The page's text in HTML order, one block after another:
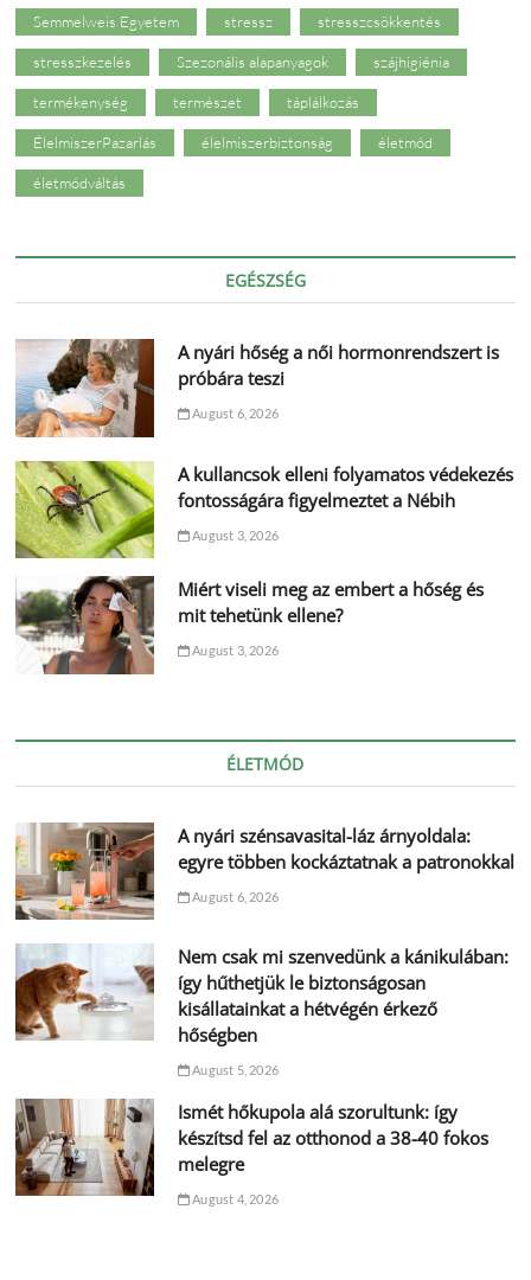
Semmelweis Egyetem stressz stresszcsökkentés
stresszkezelés Szezonális alapanyagok szájhigiénia
termékenység természet táplálkozás
ÉlelmiszerPazarlás élelmiszerbiztonság életmód
életmódváltás
EGÉSZSÉG
A nyári hőség a női hormonrendszert is
próbára teszi
August 6, 2026
A kullancsok elleni folyamatos védekezés
fontosságára figyelmeztet a Nébih
August 3, 2026
Miért viseli meg az embert a hőség és
mit tehetünk ellene?
August 3, 2026
ÉLETMÓD
A nyári szénsavasital-láz árnyoldala:
egyre többen kockáztatnak a patronokkal
August 6, 2026
Nem csak mi szenvedünk a kánikulában:
így hűthetjük le biztonságosan
kisállatainkat a hétvégén érkező
hőségben
August 5, 2026
Ismét hőkupola alá szorultunk: így
készítsd fel az otthonod a 38-40 fokos
melegre
August 4, 2026